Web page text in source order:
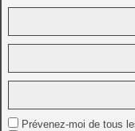
Prévenez-moi de tous